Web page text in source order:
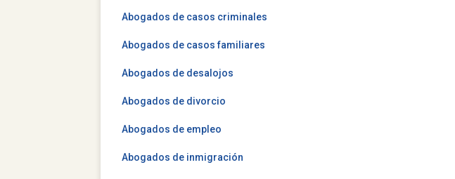
Abogados de casos criminales
Abogados de casos familiares
Abogados de desalojos
Abogados de divorcio
Abogados de empleo
Abogados de inmigración